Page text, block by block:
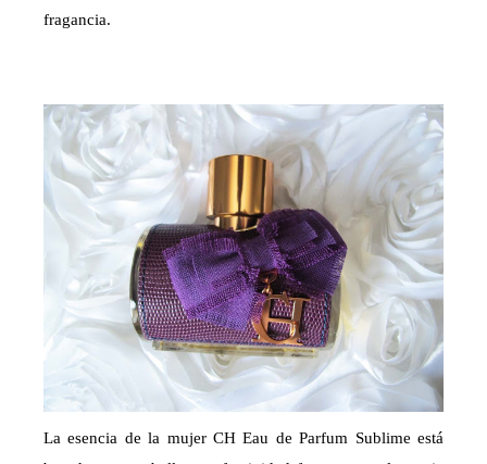
fragancia.
La esencia de la mujer CH Eau de Parfum Sublime está